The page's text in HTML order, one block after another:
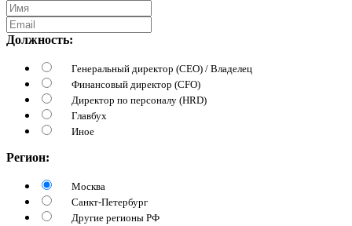
Должность:
Генеральный директор (CEO) / Владелец
Финансовый директор (CFO)
Директор по персоналу (HRD)
Главбух
Иное
Регион:
Москва
Санкт-Петербург
Другие регионы РФ